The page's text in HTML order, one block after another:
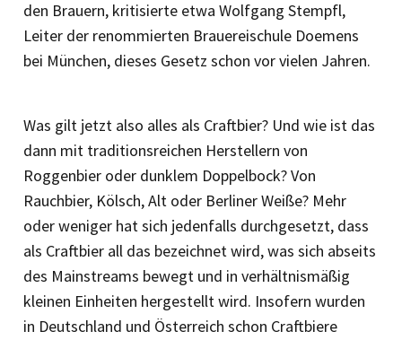
den Brauern, kritisierte etwa Wolfgang Stempfl,
Leiter der renommierten Brauereischule Doemens
bei München, dieses Gesetz schon vor vielen Jahren.
Was gilt jetzt also alles als Craftbier? Und wie ist das
dann mit traditionsreichen Herstellern von
Roggenbier oder dunklem Doppelbock? Von
Rauchbier, Kölsch, Alt oder Berliner Weiße? Mehr
oder weniger hat sich jedenfalls durchgesetzt, dass
als Craftbier all das bezeichnet wird, was sich abseits
des Mainstreams bewegt und in verhältnismäßig
kleinen Einheiten hergestellt wird. Insofern wurden
in Deutschland und Österreich schon Craftbiere